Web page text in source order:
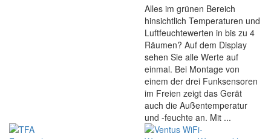
Alles im grünen Bereich
hinsichtlich Temperaturen und
Luftfeuchtewerten in bis zu 4
Räumen? Auf dem Display
sehen Sie alle Werte auf
einmal. Bei Montage von
einem der drei Funksensoren
im Freien zeigt das Gerät
auch die Außentemperatur
und -feuchte an. Mit ...